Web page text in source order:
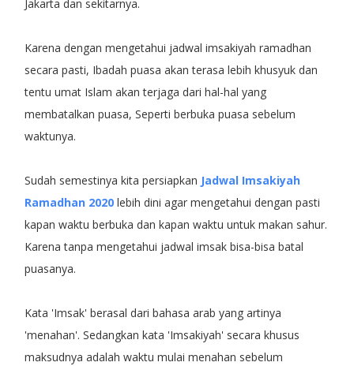
Jakarta dan sekitarnya.
Karena dengan mengetahui jadwal imsakiyah ramadhan
secara pasti, Ibadah puasa akan terasa lebih khusyuk dan
tentu umat Islam akan terjaga dari hal-hal yang
membatalkan puasa, Seperti berbuka puasa sebelum
waktunya.
Sudah semestinya kita persiapkan Jadwal Imsakiyah
Ramadhan 2020lebih dini agar mengetahui dengan pasti
kapan waktu berbuka dan kapan waktu untuk makan sahur.
Karena tanpa mengetahui jadwal imsak bisa-bisa batal
puasanya.
Kata 'Imsak' berasal dari bahasa arab yang artinya
'menahan'. Sedangkan kata 'Imsakiyah' secara khusus
maksudnya adalah waktu mulai menahan sebelum